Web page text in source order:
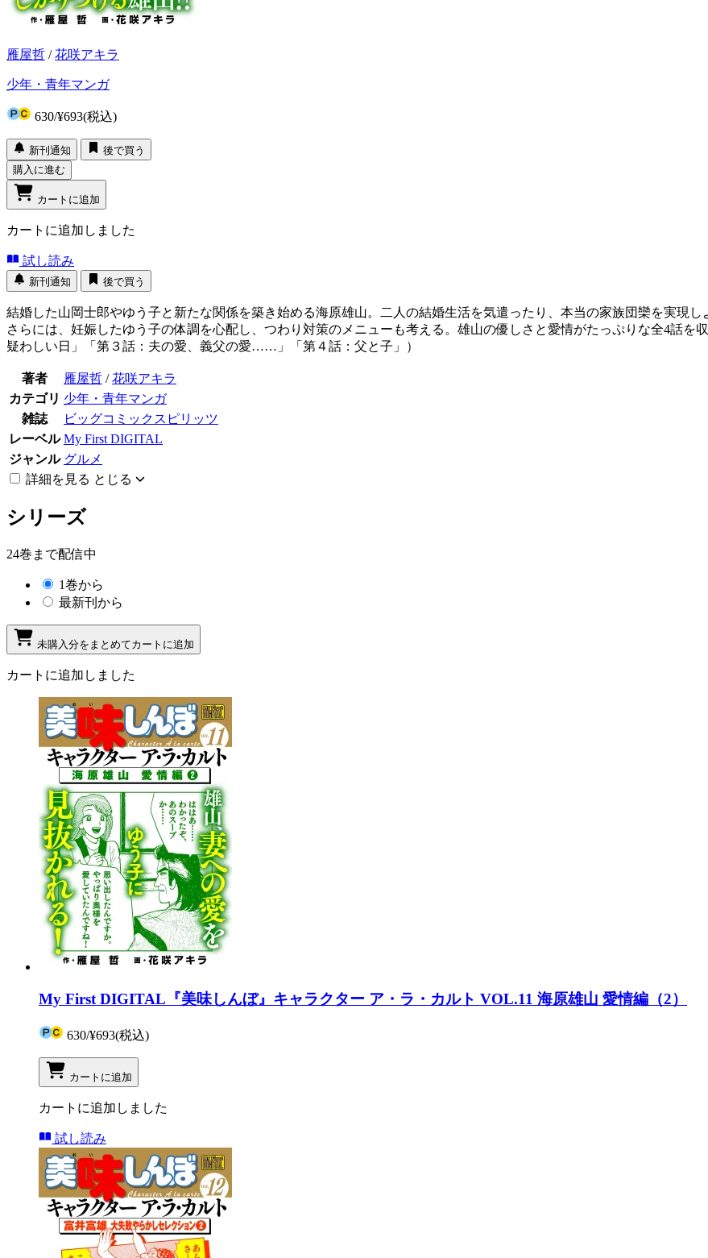
雁屋哲 /花咲アキラ
少年・青年マンガ
630/¥693(税込)
新刊通知
後で買う
購入に進む
カートに追加
カートに追加しました
試し読み
新刊通知 後で買う
結婚した山岡士郎やゆう子と新たな関係を築き始める海原雄山。二人の結婚生活を気遣ったり、本当の家族団欒を実現
さらには、妊娠したゆう子の体調を心配し、つわり対策のメニューも考える。雄山の優しさと愛情がたっぷりな全4話を
疑わしい日」「第３話：夫の愛、義父の愛……」「第４話：父と子」）
著者 雁屋哲 /花咲アキラ
カテゴリ 少年・青年マンガ
雑誌
ビッグコミックスピリッツ
レーベル My First DIGITAL
ジャンル グルメ
詳細を見る とじる
シリーズ
24巻まで配信中
1巻から
最新刊から
未購入分をまとめてカートに追加
カートに追加しました
My First DIGITAL『美味しんぼ』キャラクター ア・ラ・カルト VOL.11 海原雄山 愛情編（2）
630/¥693(税込)
カートに追加
カートに追加しました
試し読み